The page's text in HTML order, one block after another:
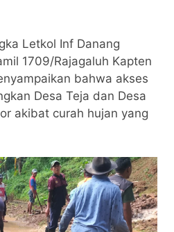
Letkol Inf Danang
1709/Rajagaluh Kapten
bahwa akses
Desa Teja dan Desa
akibat curah hujan yang